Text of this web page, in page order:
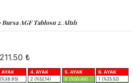
AGF Tablosu 2. Altılı
₺
AYAK
4. AYAK
2 (%52.14)
5. AYAK
8 (%50.46)
6. AYAK
1 (%25.52)